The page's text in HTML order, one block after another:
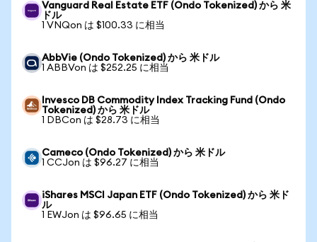
Vanguard Real Estate ETF (Ondo Tokenized) から 米
ドル
1 VNQon は $100.33 に相当
AbbVie (Ondo Tokenized) から 米ドル
1 ABBVon は $252.25 に相当
Invesco DB Commodity Index Tracking Fund (Ondo
Tokenized) から 米ドル
1 DBCon は $28.73 に相当
Cameco (Ondo Tokenized) から 米ドル
1 CCJon は $96.27 に相当
iShares MSCI Japan ETF (Ondo Tokenized) から 米ド
ル
1 EWJon は $96.65 に相当